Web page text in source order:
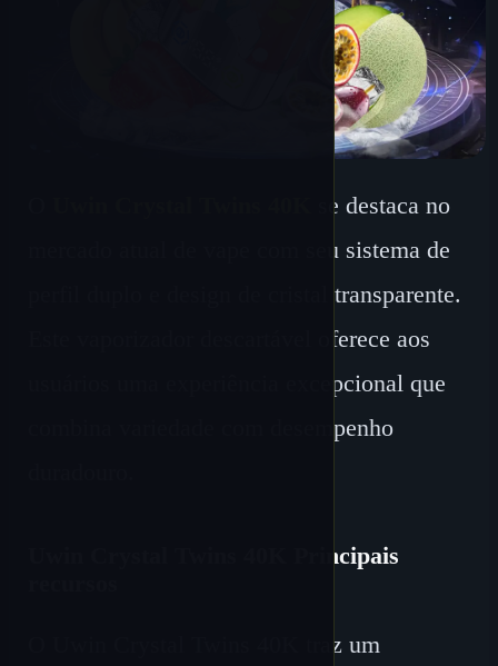
se destaca no
mercado atual de vape com seu sistema de
perfil duplo e design de cristal transparente.
Este vaporizador descartável oferece aos
usuários uma experiência excepcional que
combina variedade com desempenho
Uwin Crystal Twins 40K Principais
O Uwin Crystal Twins 40K traz um